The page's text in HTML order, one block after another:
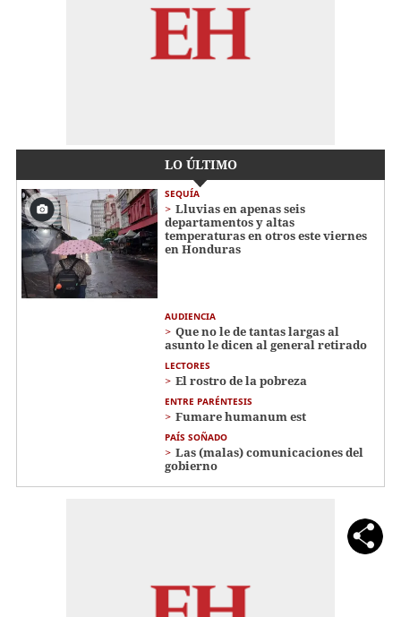
LO ÚLTIMO
SEQUÍA
Lluvias en apenas seis
departamentos y altas
temperaturas en otros este viernes
en Honduras
AUDIENCIA
Que no le de tantas largas al
asunto le dicen al general retirado
LECTORES
El rostro de la pobreza
ENTRE PARÉNTESIS
Fumare humanum est
PAÍS SOÑADO
Las (malas) comunicaciones del
gobierno